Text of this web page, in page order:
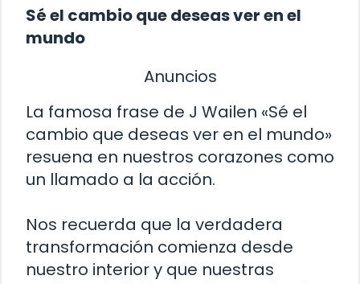
Sé el cambio que deseas ver en el
mundo
Anuncios
La famosa frase de J Wailen «Sé el
cambio que deseas ver en el mundo»
resuena en nuestros corazones como
un llamado a la acción.
Nos recuerda que la verdadera
transformación comienza desde
nuestro interior y que nuestras